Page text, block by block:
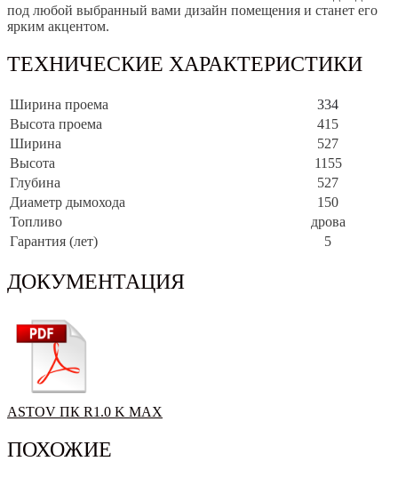
под любой выбранный вами дизайн помещения и станет его
ярким акцентом.
ТЕХНИЧЕСКИЕ ХАРАКТЕРИСТИКИ
Ширина проема
334
Высота проема
415
Ширина
527
Высота
1155
Глубина
527
Диаметр дымохода
150
Топливо
дрова
Гарантия (лет)
5
ДОКУМЕНТАЦИЯ
ASTOV ПК R1.0 K MAX
ПОХОЖИЕ